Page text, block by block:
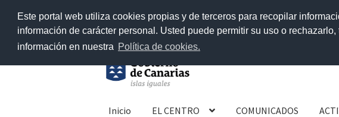
Este portal web utiliza cookies propias y de terceros para recopilar
información de carácter personal. Usted puede permitir su uso o
información en nuestra Política de cookies.
a
al
Inicio EL CENTRO COMUNICADOS